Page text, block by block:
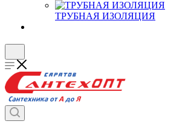
ТРУБНАЯ ИЗОЛЯЦИЯ